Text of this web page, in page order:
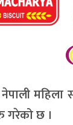
महिला
गरेको छ ।